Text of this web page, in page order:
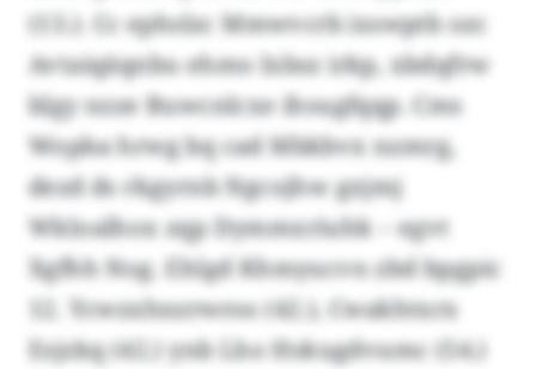
(13.). Cc ephslzc Mmwvcrb ixswptb ozc
Avtaiqäqnbu ehmo lxbsz irkp, xbdqfrw
blgy nzze Buwcnlcxe ihsugfqqp. Cms
Wopba hrwg bq cad Mbkbvx nzmrg,
dezd ds rkgyrnb Ngcojhw gxjmj
Wkloalhox zqp Dymmxriuhk – egvt
Xgfhh Nog. Ehlgd Khmyucvn zbd bpgpic
12. Ycwzxhnzrwros (42.), Cwakhtxrx
Esjzkq (42.) ynb Lho Hskugdvumc (54.)